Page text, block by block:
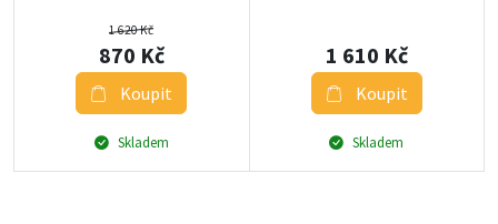
1 620 Kč
870 Kč
Koupit
Skladem
1 610 Kč
Koupit
Skladem